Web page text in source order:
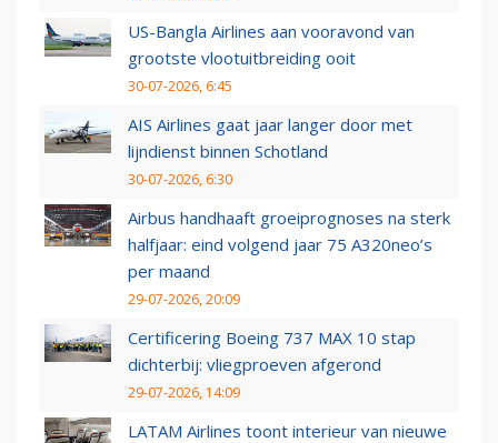
US-Bangla Airlines aan vooravond van
grootste vlootuitbreiding ooit
30-07-2026, 6:45
AIS Airlines gaat jaar langer door met
lijndienst binnen Schotland
30-07-2026, 6:30
Airbus handhaaft groeiprognoses na sterk
halfjaar: eind volgend jaar 75 A320neo’s
per maand
29-07-2026, 20:09
Certificering Boeing 737 MAX 10 stap
dichterbij: vliegproeven afgerond
29-07-2026, 14:09
LATAM Airlines toont interieur van nieuwe